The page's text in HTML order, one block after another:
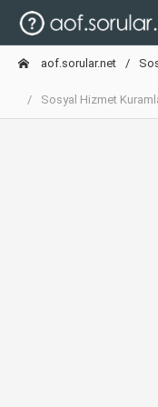
aof.sorular.net
Sosyal Hizmet